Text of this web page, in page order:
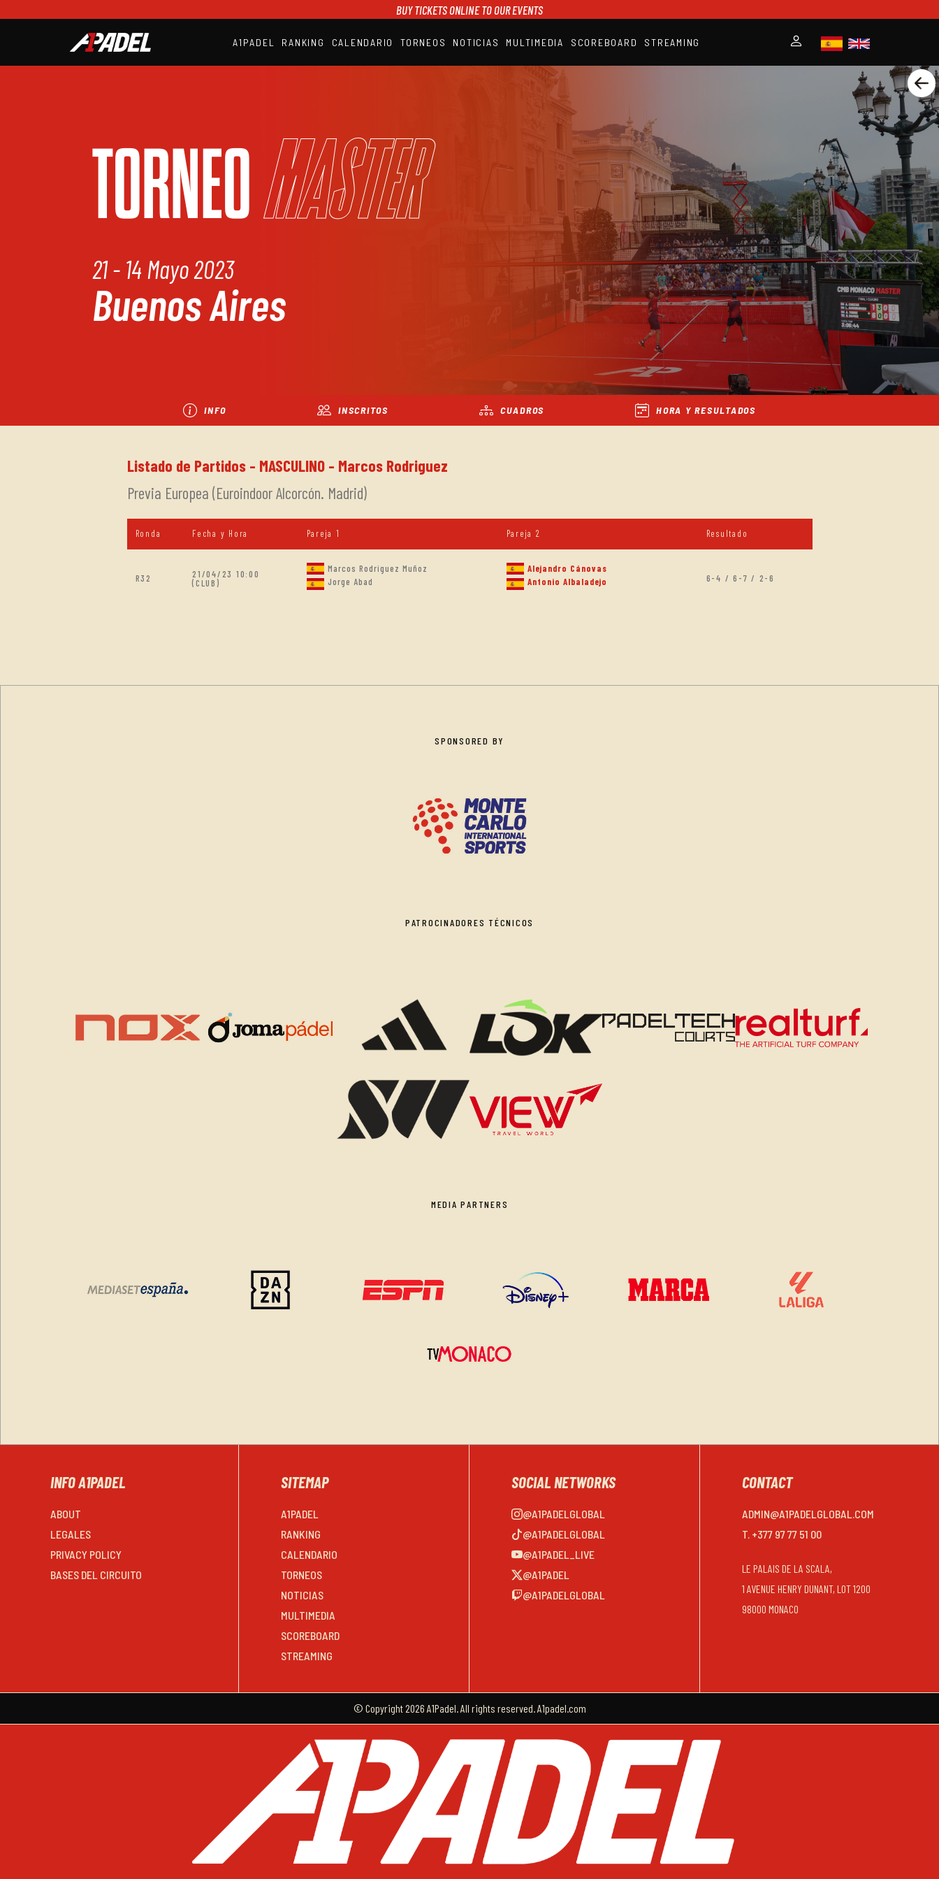
BUY TICKETS ONLINE TO OUR EVENTS
A1PADEL RANKING CALENDARIO TORNEOS NOTICIAS MULTIMEDIA SCOREBOARD STREAMING
SCOREBOARD
TORNEOMaster
21 - 14 Mayo 2023
Buenos Aires
INFO INSCRITOS CUADROS HORA Y RESULTADOS
Listado de Partidos - MASCULINO - Marcos Rodriguez
Previa Europea (Euroindoor Alcorcón. Madrid)
Ronda Fecha y Hora Pareja 1 Pareja 2 Resultado
R32
21/04/23 10:00
(CLUB)
Marcos Rodriguez Muñoz
Jorge Abad
Alejandro Cánovas
Antonio Albaladejo
6-4 / 6-7 / 2-6
SPONSORED BY
PATROCINADORES TÉCNICOS
MEDIA PARTNERS
INFO A1PADEL
ABOUT
LEGALES
PRIVACY POLICY
BASES DEL CIRCUITO
SITEMAP
A1PADEL
RANKING
CALENDARIO
TORNEOS
NOTICIAS
MULTIMEDIA
SCOREBOARD
STREAMING
SOCIAL NETWORKS
@A1PADELGLOBAL
@A1PADELGLOBAL
@A1PADEL_LIVE
@A1PADEL
@A1PADELGLOBAL
CONTACT
ADMIN@A1PADELGLOBAL.COM
T. +377 97 77 51 00
LE PALAIS DE LA SCALA,
1 AVENUE HENRY DUNANT, LOT 1200
98000 MONACO
© Copyright 2026 A1Padel. All rights reserved. A1padel.com